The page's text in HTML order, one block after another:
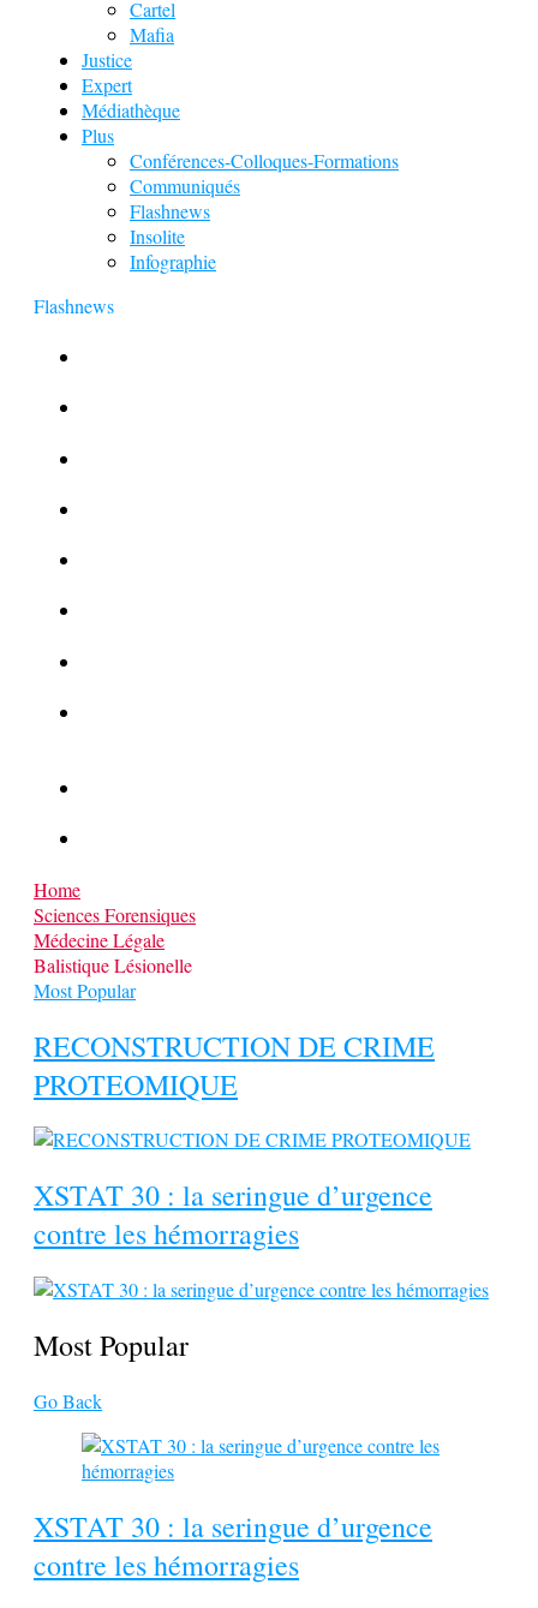
Cartel
Mafia
Justice
Expert
Médiathèque
Plus
Conférences-Colloques-Formations
Communiqués
Flashnews
Insolite
Infographie
Flashnews
Home
Sciences Forensiques
Médecine Légale
Balistique Lésionelle
Most Popular
RECONSTRUCTION DE CRIME
PROTEOMIQUE
XSTAT 30 : la seringue d’urgence
contre les hémorragies
Most Popular
Go Back
XSTAT 30 : la seringue d’urgence
contre les hémorragies